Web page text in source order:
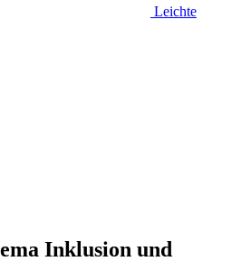
Leichte
Inklusion und